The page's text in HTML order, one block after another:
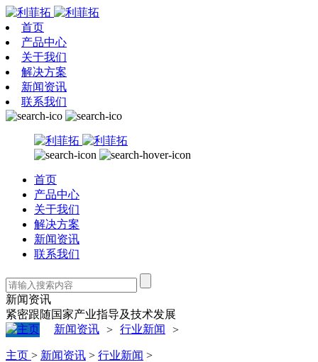
首页
产品中心
关于我们
解决方案
新闻资讯
联系我们
首页
产品中心
关于我们
解决方案
新闻资讯
联系我们
新闻资讯
紧密跟随国家产业指导及技术发展
新闻资讯 > 行业新闻 >
主页 > 新闻资讯 > 行业新闻 >